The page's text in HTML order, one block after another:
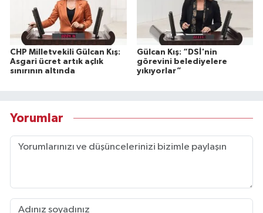
CHP Milletvekili Gülcan Kış:
Asgari ücret artık açlık
sınırının altında
Gülcan Kış: “DSİ'nin
görevini belediyelere
yıkıyorlar”
Yorumlar